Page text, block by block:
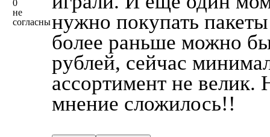
0
не
согласнынужно покупать
более раньше можно
рублей, сейчас
ассортимент не
мнение сложилось!!